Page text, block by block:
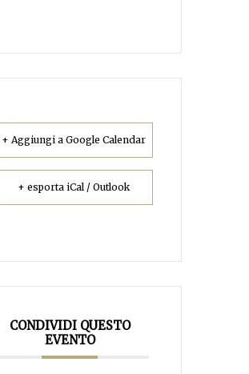
+ Aggiungi a Google Calendar
+ esporta iCal / Outlook
CONDIVIDI QUESTO
EVENTO